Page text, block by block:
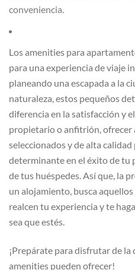
conveniencia.
Los amenities para
para una experiencia de viaje
planeando una escapada a la
naturaleza, estos pequeños
diferencia en la satisfacción y
propietario o anfitrión, ofrecer
seleccionados y de alta
determinante en el éxito de tu
de tus huéspedes. Así que, la
un alojamiento, busca
realcen tu experiencia y te
sea que estés.
¡Prepárate para disfrutar de
amenities pueden ofrecer!